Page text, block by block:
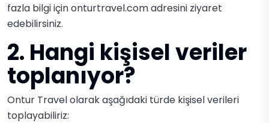
fazla bilgi içinonturtravel.comadresini ziyaret
edebilirsiniz.
2. Hangi kişisel veriler
toplanıyor?
Ontur Travel olarak aşağıdaki türde kişisel verileri
toplayabiliriz: